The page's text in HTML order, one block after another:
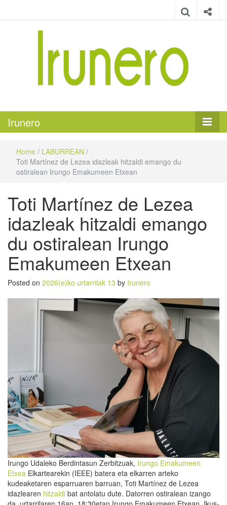
Irunero
Home / LABURREAN /
Toti Martínez de Lezea idazleak hitzaldi emango du
ostiralean Irungo Emakumeen Etxean
Toti Martínez de Lezea
idazleak hitzaldi emango
du ostiralean Irungo
Emakumeen Etxean
Posted on 2026(e)ko urtarrilak 13 by Irunero
Irungo Udaleko Berdintasun Zerbitzuak, Irungo Emakumeen
Etxea Elkartearekin (IEEE) batera eta elkarren arteko
kudeaketaren esparruaren barruan, Toti Martínez de Lezea
idazlearen hitzaldi bat antolatu dute. Datorren ostiralean izango